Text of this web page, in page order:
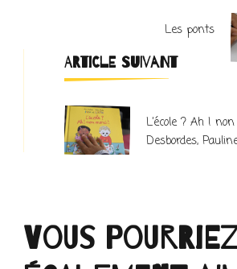
Les ponts
ARTICLE SUIVANT
L’école ? Ah !
Desbordes,
Vous